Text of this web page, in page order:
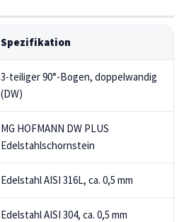
Spezifikation
3-teiliger 90°-Bogen, doppelwandig
(DW)
MG HOFMANN DW PLUS
Edelstahlschornstein
Edelstahl AISI 316L, ca. 0,5 mm
Edelstahl AISI 304, ca. 0,5 mm